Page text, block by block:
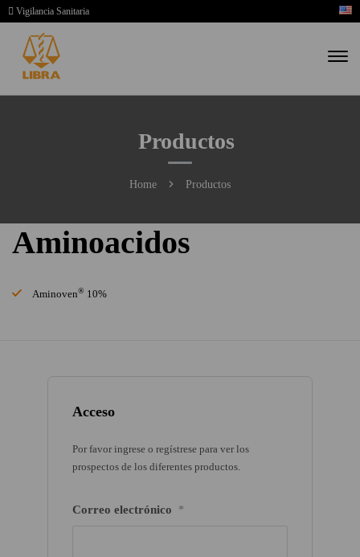
Vigilancia Sanitaria
Productos
Home Productos
Acceso
Por favor ingrese o regístrese para ver los
prospectos de los diferentes productos.
Correo electrónico *
Aminoacidos
Aminoven® 10%